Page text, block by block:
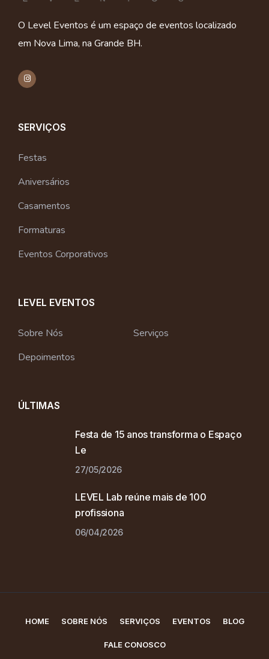
O Level Eventos é um espaço de eventos localizado
em Nova Lima, na Grande BH.
SERVIÇOS
Festas
Aniversários
Casamentos
Formaturas
Eventos Corporativos
LEVEL EVENTOS
Sobre Nós
Depoimentos
Serviços
ÚLTIMAS
Festa de 15 anos transforma o Espaço
Le
27/05/2026
LEVEL Lab reúne mais de 100
profissiona
06/04/2026
HOME SOBRE NÓS SERVIÇOS EVENTOS BLOG
FALE CONOSCO